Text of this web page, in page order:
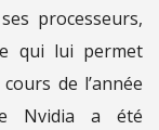
processeurs,
qui lui permet
de l’année
Nvidia a été